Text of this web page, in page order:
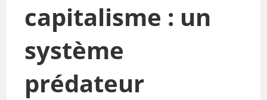
capitalisme : un
système
prédateur